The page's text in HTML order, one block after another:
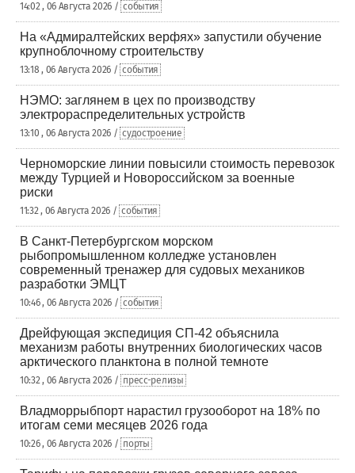
14:02 , 06 Августа 2026 / события
На «Адмиралтейских верфях» запустили обучение
крупноблочному строительству
13:18 , 06 Августа 2026 / события
НЭМО: заглянем в цех по производству
электрораспределительных устройств
13:10 , 06 Августа 2026 / судостроение
Черноморские линии повысили стоимость перевозок
между Турцией и Новороссийском за военные
риски
11:32 , 06 Августа 2026 / события
В Санкт-Петербургском морском
рыбопромышленном колледже установлен
современный тренажер для судовых механиков
разработки ЭМЦТ
10:46 , 06 Августа 2026 / события
Дрейфующая экспедиция СП-42 объяснила
механизм работы внутренних биологических часов
арктического планктона в полной темноте
10:32 , 06 Августа 2026 / пресс-релизы
Владморрыбпорт нарастил грузооборот на 18% по
итогам семи месяцев 2026 года
10:26 , 06 Августа 2026 / порты